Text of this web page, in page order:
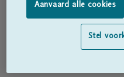
Aanvaard alle cookies
Stel